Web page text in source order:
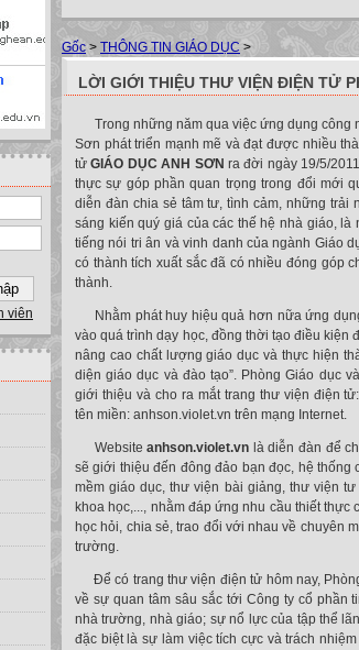
viên
Gốc> THÔNG TIN GIÁO DỤC >
LỜI GIỚI THIỆU THƯ VIỆN ĐIỆN TỬ
Trong những năm qua việc ứng dụng công
Sơn phát triển mạnh mẽ và đạt được nhiều
tửGIÁO DỤC ANH SƠN ra đời ngày 19/5/
thực sự góp phần quan trọng trong đổi mới
diễn đàn chia sẻ tâm tư, tình cảm, những trải
sáng kiến quý giá của các thế hệ nhà giáo,
tiếng nói tri ân và vinh danh của ngành Giáo
có thành tích xuất sắc đã có nhiều đóng góp
thành.
Nhằm phát huy hiệu quả hơn nữa ứng
vào quá trình dạy học, đồng thời tạo điều kiện
nâng cao chất lượng giáo dục và thực hiện
diện giáo dục và đào tạo”. Phòng Giáo dục
giới thiệu và cho ra mắt trang thư viện điện tử:
tên miền: anhson.violet.vn trên mạng Internet.
Websiteanhson.violet.vn là diễn đàn để
sẽ giới thiệu đến đông đảo bạn đọc, hệ thống
mềm giáo dục, thư viện bài giảng, thư viện
khoa học,..., nhằm đáp ứng nhu cầu thiết
học hỏi, chia sẻ, trao đổi với nhau về chuyên
trường.
Để có trang thư viện điện tử hôm nay,
về sự quan tâm sâu sắc tới Công ty cổ phần
nhà trường, nhà giáo; sự nổ lực của tập thể
đặc biệt là sự làm việc tích cực và trách